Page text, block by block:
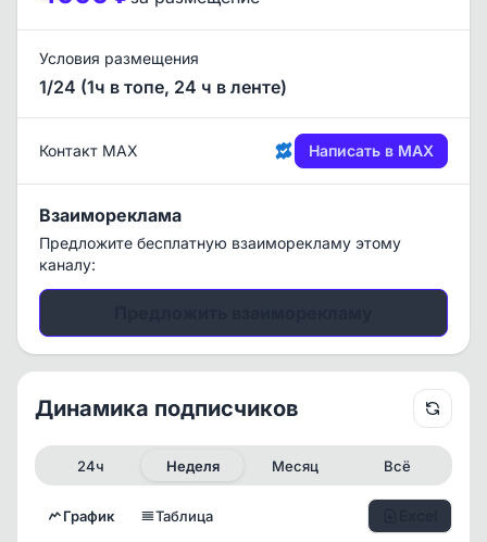
Условия размещения
1/24 (1ч в топе, 24 ч в ленте)
Контакт MAX Написать в MAX
Взаимореклама
Предложите бесплатную взаиморекламу этому
каналу:
Динамика подписчиков
24ч Неделя Месяц Всё
График Таблица